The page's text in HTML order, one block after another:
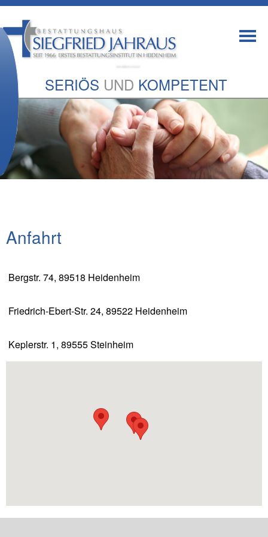
SERIÖS UND KOMPETENT
Anfahrt
Bergstr. 74, 89518 Heidenheim
Friedrich-Ebert-Str. 24, 89522 Heidenheim
Keplerstr. 1, 89555 Steinheim